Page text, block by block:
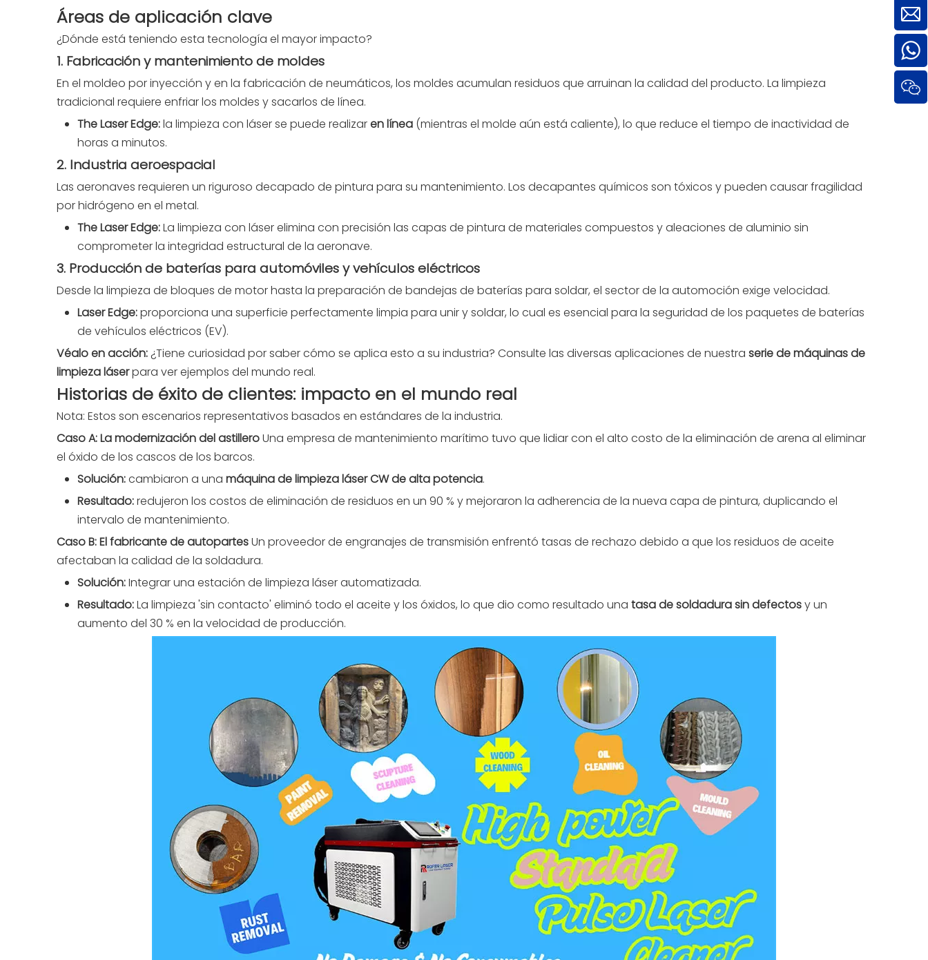
Áreas de aplicación clave
¿Dónde está teniendo esta tecnología el mayor impacto?
1. Fabricación y mantenimiento de moldes
En el moldeo por inyección y en la fabricación de neumáticos, los moldes acumulan residuos que arruinan la calidad del producto. La limpieza
tradicional requiere enfriar los moldes y sacarlos de línea.
The Laser Edge:la limpieza con láser se puede realizaren línea (mientras el molde aún está caliente), lo que reduce el tiempo de inactividad de
horas a minutos.
2. Industria aeroespacial
Las aeronaves requieren un riguroso decapado de pintura para su mantenimiento. Los decapantes químicos son tóxicos y pueden causar fragilidad
por hidrógeno en el metal.
The Laser Edge:La limpieza con láser elimina con precisión las capas de pintura de materiales compuestos y aleaciones de aluminio sin
comprometer la integridad estructural de la aeronave.
3. Producción de baterías para automóviles y vehículos eléctricos
Desde la limpieza de bloques de motor hasta la preparación de bandejas de baterías para soldar, el sector de la automoción exige velocidad.
Laser Edge:proporciona una superficie perfectamente limpia para unir y soldar, lo cual es esencial para la seguridad de los paquetes de baterías
de vehículos eléctricos (EV).
Véalo en acción:¿Tiene curiosidad por saber cómo se aplica esto a su industria? Consulte las diversas aplicaciones de nuestra serie de máquinas de
limpieza láserpara ver ejemplos del mundo real.
Historias de éxito de clientes: impacto en el mundo real
Nota: Estos son escenarios representativos basados ​​en estándares de la industria.
Caso A: La modernización del astilleroUna empresa de mantenimiento marítimo tuvo que lidiar con el alto costo de la eliminación de arena al eliminar
el óxido de los cascos de los barcos.
Solución:cambiaron a una máquina de limpieza láser CW de alta potencia.
Resultado:redujeron los costos de eliminación de residuos en un 90 % y mejoraron la adherencia de la nueva capa de pintura, duplicando el
intervalo de mantenimiento.
Caso B: El fabricante de autopartesUn proveedor de engranajes de transmisión enfrentó tasas de rechazo debido a que los residuos de aceite
afectaban la calidad de la soldadura.
Solución:Integrar una estación de limpieza láser automatizada.
Resultado:La limpieza 'sin contacto' eliminó todo el aceite y los óxidos, lo que dio como resultado una tasa de soldadura sin defectosy un
aumento del 30 % en la velocidad de producción.